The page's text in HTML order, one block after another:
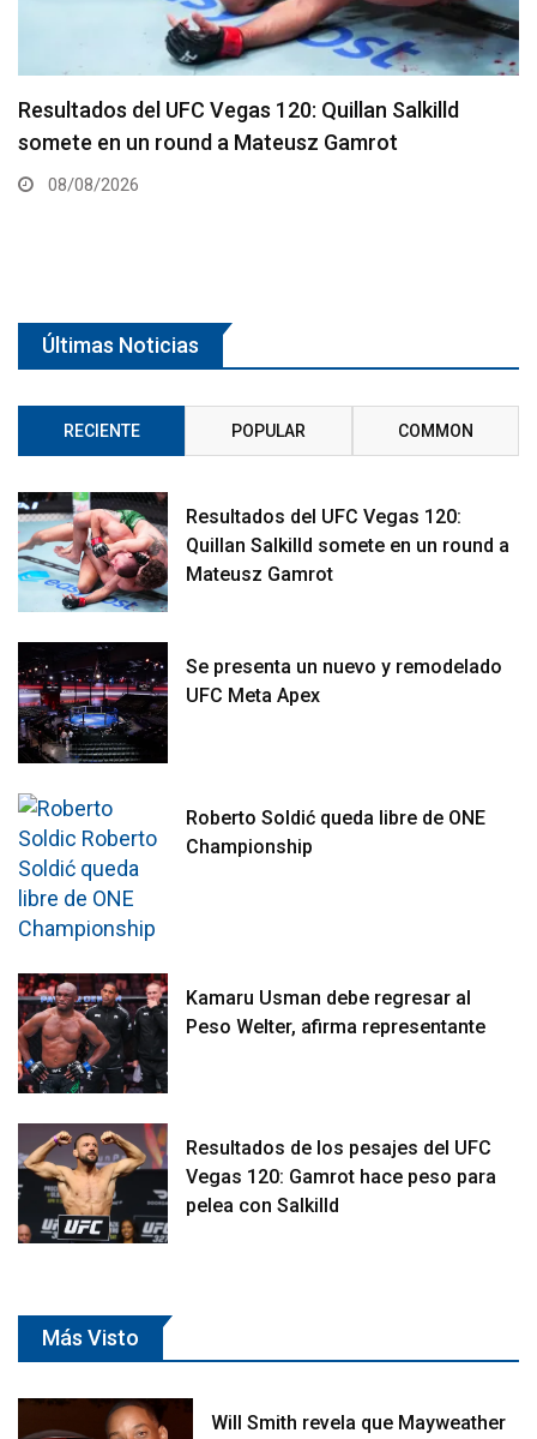
Se presenta un nuevo y remodelado UFC Meta
Apex
08/08/2026
Últimas Noticias
RECIENTE POPULAR COMMON
Resultados del UFC Vegas 120:
Quillan Salkilld somete en un round a
Mateusz Gamrot
Se presenta un nuevo y remodelado
UFC Meta Apex
Roberto Soldić queda libre de ONE
Championship
Kamaru Usman debe regresar al
Peso Welter, afirma representante
Resultados de los pesajes del UFC
Vegas 120: Gamrot hace peso para
pelea con Salkilld
Más Visto
Will Smith revela que Mayweather